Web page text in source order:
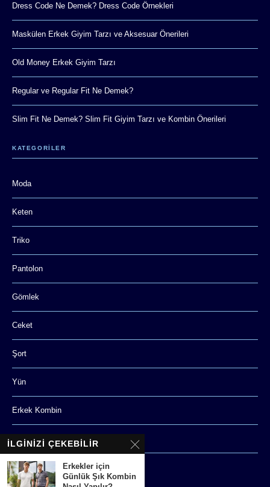
Dress Code Ne Demek? Dress Code Örnekleri
Maskülen Erkek Giyim Tarzı ve Aksesuar Önerileri
Old Money Erkek Giyim Tarzı
Regular ve Regular Fit Ne Demek?
Slim Fit Ne Demek? Slim Fit Giyim Tarzı ve Kombin Önerileri
KATEGORİLER
Moda
Keten
Triko
Pantolon
Gömlek
Ceket
Şort
Yün
Erkek Kombin
Hediye
Aksesuar
İLGINIZI ÇEKEBILIR
Erkekler için
Günlük Şık Kombin